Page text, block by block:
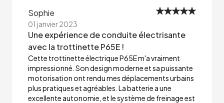
Sophie
01 janvier 2023
Une expérience de conduite électrisante
avec la trottinette P65E !
Cette trottinette électrique P65E m'a vraiment
impressionné. Son design moderne et sa puissante
motorisation ont rendu mes déplacements urbains
plus pratiques et agréables. La batterie a une
excellente autonomie, et le système de freinage est